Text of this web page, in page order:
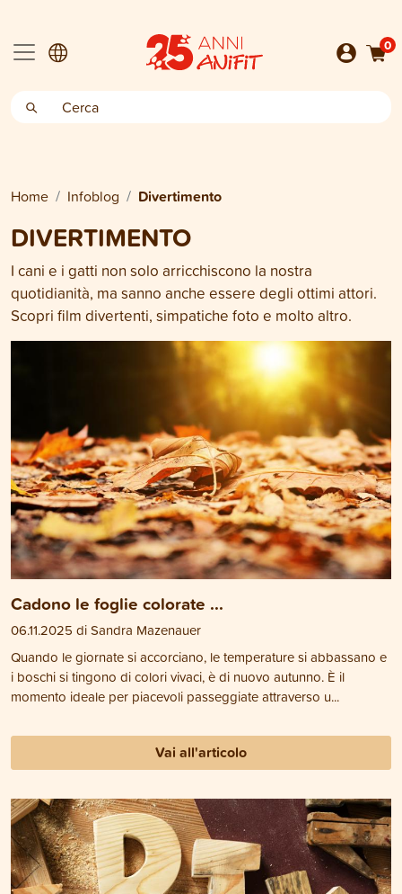
0
Home Infoblog Divertimento
DIVERTIMENTO
I cani e i gatti non solo arricchiscono la nostra
quotidianità, ma sanno anche essere degli ottimi attori.
Scopri film divertenti, simpatiche foto e molto altro.
Cadono le foglie colorate ...
06.11.2025 di Sandra Mazenauer
Quando le giornate si accorciano, le temperature si abbassano e
i boschi si tingono di colori vivaci, è di nuovo autunno. È il
momento ideale per piacevoli passeggiate attraverso u...
Vai all'articolo